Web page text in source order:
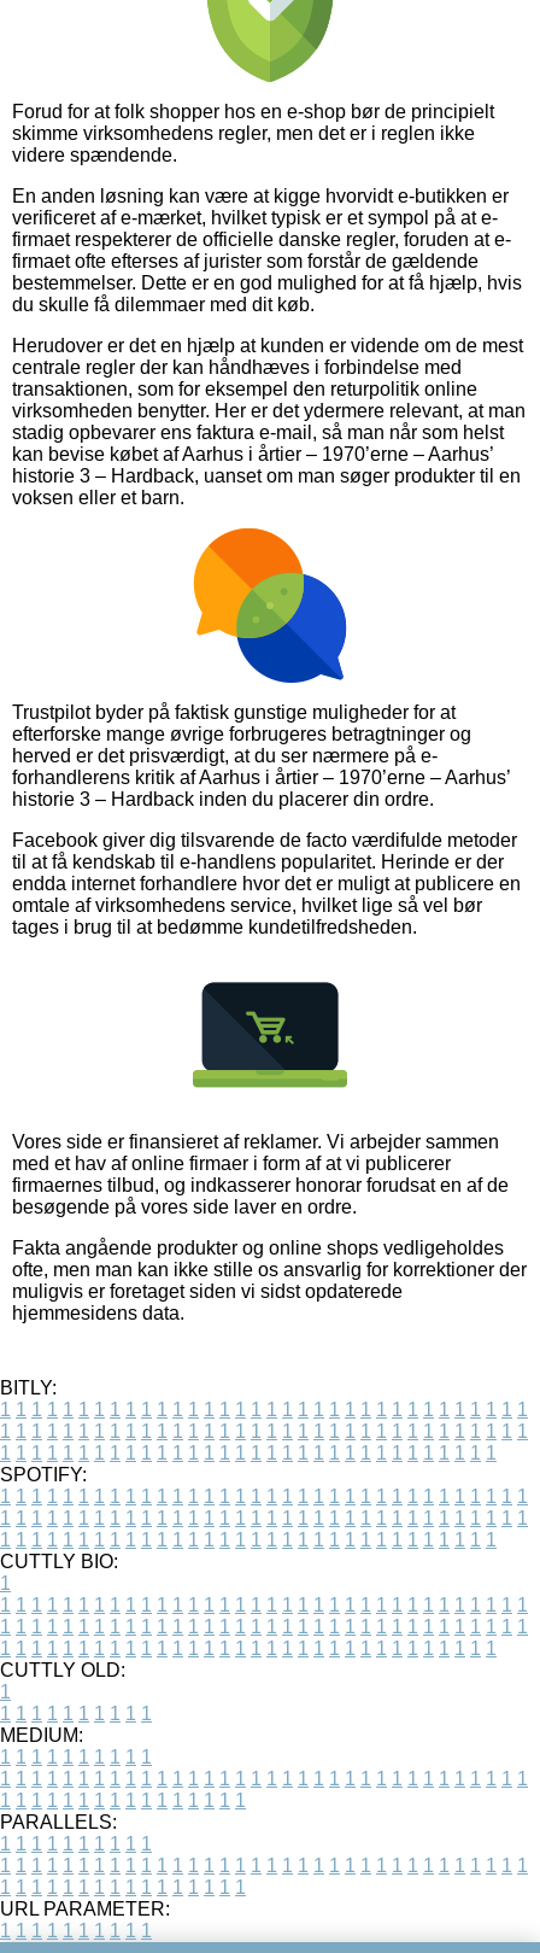
Forud for at folk shopper hos en e-shop bør de principielt
skimme virksomhedens regler, men det er i reglen ikke
videre spændende.
En anden løsning kan være at kigge hvorvidt e-butikken er
verificeret af e-mærket, hvilket typisk er et sympol på at e-
firmaet respekterer de officielle danske regler, foruden at e-
firmaet ofte efterses af jurister som forstår de gældende
bestemmelser. Dette er en god mulighed for at få hjælp, hvis
du skulle få dilemmaer med dit køb.
Herudover er det en hjælp at kunden er vidende om de mest
centrale regler der kan håndhæves i forbindelse med
transaktionen, som for eksempel den returpolitik online
virksomheden benytter. Her er det ydermere relevant, at man
stadig opbevarer ens faktura e-mail, så man når som helst
kan bevise købet af Aarhus i årtier – 1970’erne – Aarhus’
historie 3 – Hardback, uanset om man søger produkter til en
voksen eller et barn.
Trustpilot byder på faktisk gunstige muligheder for at
efterforske mange øvrige forbrugeres betragtninger og
herved er det prisværdigt, at du ser nærmere på e-
forhandlerens kritik af Aarhus i årtier – 1970’erne – Aarhus’
historie 3 – Hardback inden du placerer din ordre.
Facebook giver dig tilsvarende de facto værdifulde metoder
til at få kendskab til e-handlens popularitet. Herinde er der
endda internet forhandlere hvor det er muligt at publicere en
omtale af virksomhedens service, hvilket lige så vel bør
tages i brug til at bedømme kundetilfredsheden.
Vores side er finansieret af reklamer. Vi arbejder sammen
med et hav af online firmaer i form af at vi publicerer
firmaernes tilbud, og indkasserer honorar forudsat en af de
besøgende på vores side laver en ordre.
Fakta angående produkter og online shops vedligeholdes
ofte, men man kan ikke stille os ansvarlig for korrektioner der
muligvis er foretaget siden vi sidst opdaterede
hjemmesidens data.
BITLY:
1 1 1 1 1 1 1 1 1 1 1 1 1 1 1 1 1 1 1 1 1 1 1 1 1 1 1 1 1 1 1 1 1 1
1 1 1 1 1 1 1 1 1 1 1 1 1 1 1 1 1 1 1 1 1 1 1 1 1 1 1 1 1 1 1 1 1 1
1 1 1 1 1 1 1 1 1 1 1 1 1 1 1 1 1 1 1 1 1 1 1 1 1 1 1 1 1 1 1 1
SPOTIFY:
1 1 1 1 1 1 1 1 1 1 1 1 1 1 1 1 1 1 1 1 1 1 1 1 1 1 1 1 1 1 1 1 1 1
1 1 1 1 1 1 1 1 1 1 1 1 1 1 1 1 1 1 1 1 1 1 1 1 1 1 1 1 1 1 1 1 1 1
1 1 1 1 1 1 1 1 1 1 1 1 1 1 1 1 1 1 1 1 1 1 1 1 1 1 1 1 1 1 1 1
CUTTLY BIO:
1
1 1 1 1 1 1 1 1 1 1 1 1 1 1 1 1 1 1 1 1 1 1 1 1 1 1 1 1 1 1 1 1 1 1
1 1 1 1 1 1 1 1 1 1 1 1 1 1 1 1 1 1 1 1 1 1 1 1 1 1 1 1 1 1 1 1 1 1
1 1 1 1 1 1 1 1 1 1 1 1 1 1 1 1 1 1 1 1 1 1 1 1 1 1 1 1 1 1 1 1
CUTTLY OLD:
1
1 1 1 1 1 1 1 1 1 1
MEDIUM:
1 1 1 1 1 1 1 1 1 1
1 1 1 1 1 1 1 1 1 1 1 1 1 1 1 1 1 1 1 1 1 1 1 1 1 1 1 1 1 1 1 1 1 1
1 1 1 1 1 1 1 1 1 1 1 1 1 1 1 1
PARALLELS:
1 1 1 1 1 1 1 1 1 1
1 1 1 1 1 1 1 1 1 1 1 1 1 1 1 1 1 1 1 1 1 1 1 1 1 1 1 1 1 1 1 1 1 1
1 1 1 1 1 1 1 1 1 1 1 1 1 1 1 1
URL PARAMETER:
1 1 1 1 1 1 1 1 1 1